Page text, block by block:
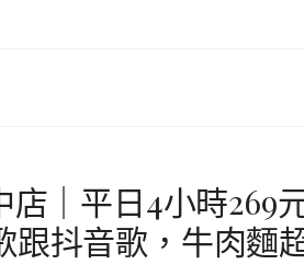
店｜平日4小時269
跟抖音歌，牛肉麵